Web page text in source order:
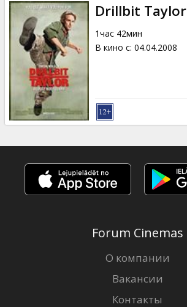
Drillbit Taylor
1час 42мин
В кино с: 04.04.2008
Forum Cinemas
О компании
Вакансии
Контакты